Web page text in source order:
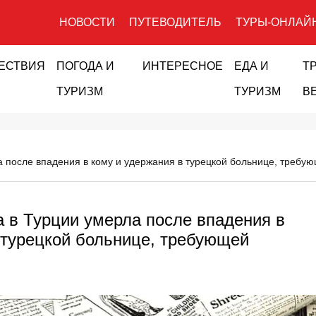
НОВОСТИ ПУТЕВОДИТЕЛЬ ТУРЫ-
ПОГОДА И
ТУРИЗМ
ИНТЕРЕСНОЕ ЕДА И
ТУРИЗМ
после впадения в кому и удержания в турецкой больнице,
в Турции умерла после впадения в
больнице, требующей